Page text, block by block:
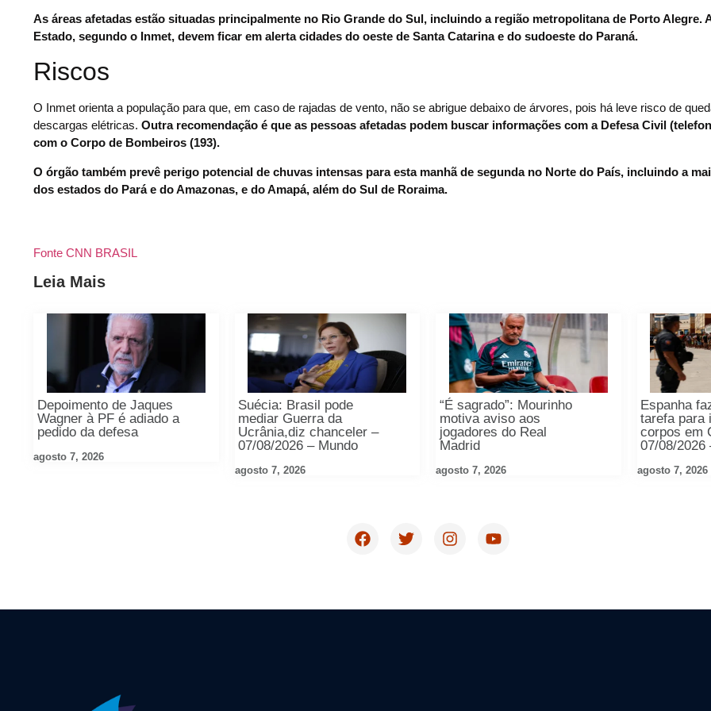
As áreas afetadas estão situadas principalmente no Rio Grande do Sul, incluindo a região metropolitana de Porto Alegre.
Estado, segundo o Inmet, devem ficar em alerta cidades do oeste de Santa Catarina e do sudoeste do Paraná.
Riscos
O Inmet orienta a população para que, em caso de rajadas de vento, não se abrigue debaixo de árvores, pois há leve risco de
descargas elétricas. Outra recomendação é que as pessoas afetadas podem buscar informações com a Defesa Civil
com o Corpo de Bombeiros (193).
O órgão também prevê perigo potencial de chuvas intensas para esta manhã de segunda no Norte do País, incluindo a
dos estados do Pará e do Amazonas, e do Amapá, além do Sul de Roraima.
Fonte CNN BRASIL
Leia Mais
Depoimento de Jaques
Wagner à PF é adiado a
pedido da defesa
agosto 7, 2026
Suécia: Brasil pode
mediar Guerra da
Ucrânia,diz chanceler –
07/08/2026 – Mundo
agosto 7, 2026
“É sagrado”: Mourinho
motiva aviso aos
jogadores do Real
Madrid
agosto 7, 2026
Espanha
tarefa para
corpos em
07/08/2026
agosto 7, 2026